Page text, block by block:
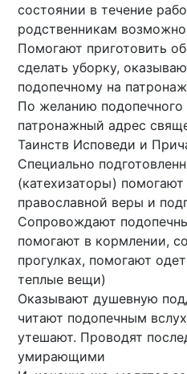
состоянии в течение
родственникам
Помогают приготовить
сделать уборку,
подопечному на
По желанию подопечного
патронажный адрес
Таинств Исповеди и
Специально
(катехизаторы) помогают
православной веры и
Сопровождают
помогают в кормлении,
прогулках, помогают
теплые вещи)
Оказывают душевную
читают подопечным
утешают. Проводят
умирающими